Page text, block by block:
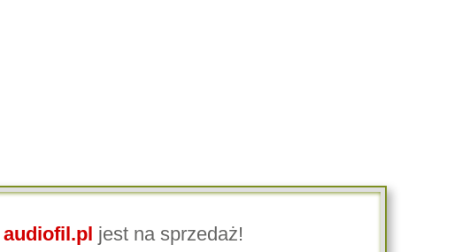
audiofil.pl jest na sprzedaż!